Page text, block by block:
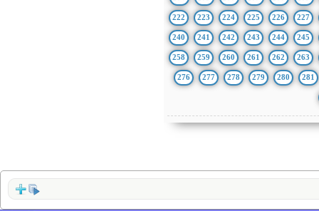
222 223 224 225 226 227
240 241 242 243 244 245
258 259 260 261 262 263
276 277 278 279 280 281